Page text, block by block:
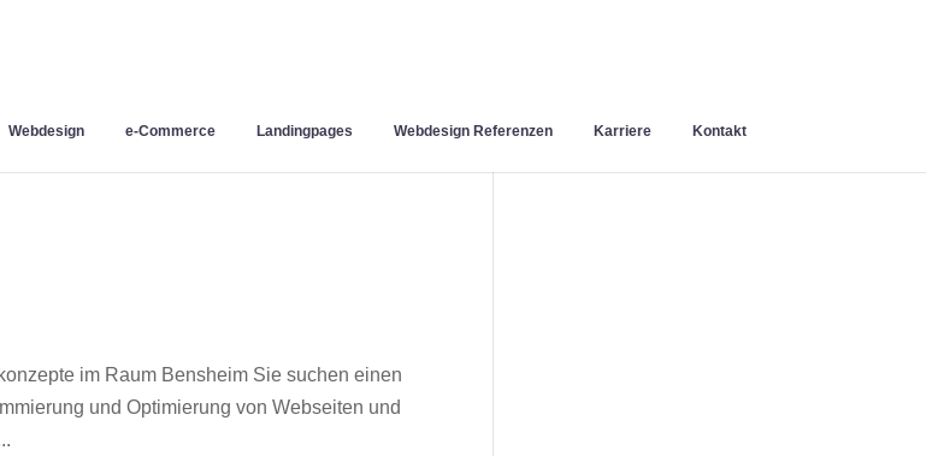
Webdesign e-Commerce Landingpages Webdesign Referenzen Karriere Kontakt
im Raum Bensheim Sie suchen einen
und Optimierung von Webseiten und